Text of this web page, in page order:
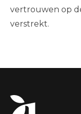
vertrouwen op
verstrekt.